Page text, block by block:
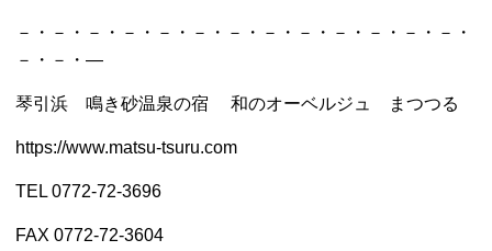
－・－・－・－・－・－・－・－・－・－・－・－・－・
－・－・―
琴引浜 鳴き砂温泉の宿 和のオーベルジュ まつつる
https://www.matsu-tsuru.com
TEL 0772-72-3696
FAX 0772-72-3604